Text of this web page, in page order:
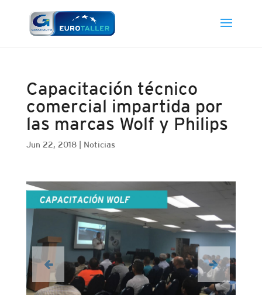
Capacitación técnico
comercial impartida por
las marcas Wolf y Philips
Jun 22, 2018| Noticias